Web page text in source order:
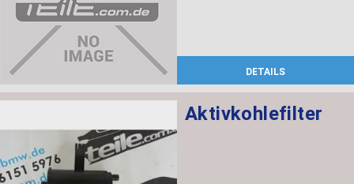
DETAILS
Aktivkohlefilter